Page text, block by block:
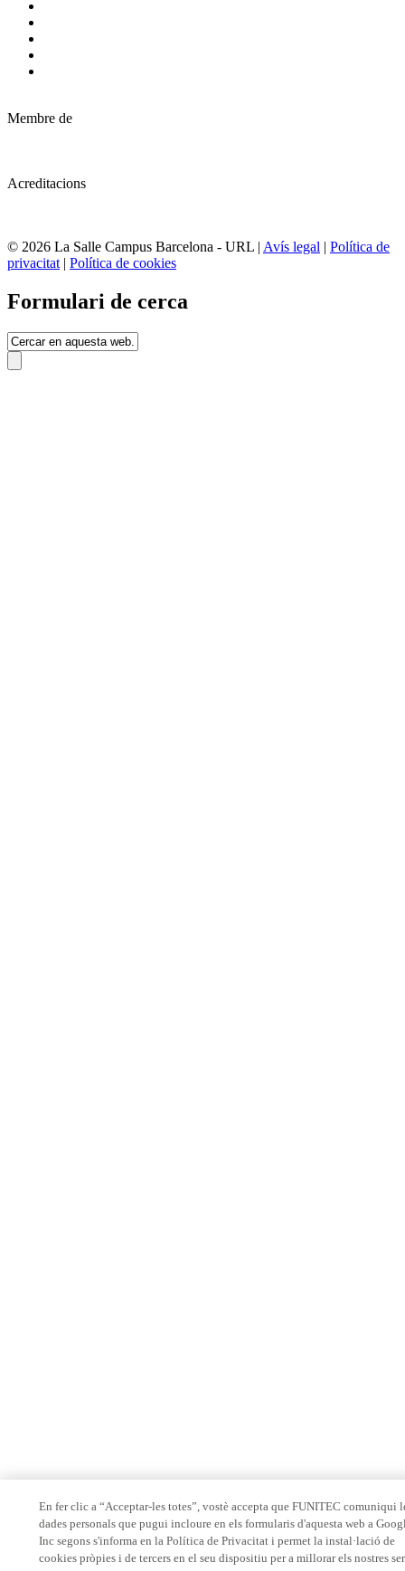
Membre de
Acreditacions
© 2026 La Salle Campus Barcelona - URL | Avís legal | Política de
privacitat | Política de cookies
Formulari de cerca
En fer clic a “Acceptar-les totes”, vostè accepta que FUNITEC comuniqui
dades personals que pugui incloure en els formularis d'aquesta web a
Inc segons s'informa en la Política de Privacitat i permet la instal·lació de
cookies pròpies i de tercers en el seu dispositiu per a millorar els nostres